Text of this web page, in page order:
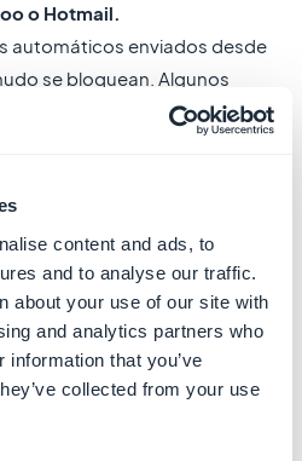
content and ads, to
and to analyse our traffic.
about your use of our site with
and analytics partners who
that you’ve
collected from your use
o Hotmail.
automáticos enviados desde
se bloquean. Algunos
pueden no ser
por todos tus usuarios.
menos1 sistema de pago en
que configures otro
un posible rechazo de